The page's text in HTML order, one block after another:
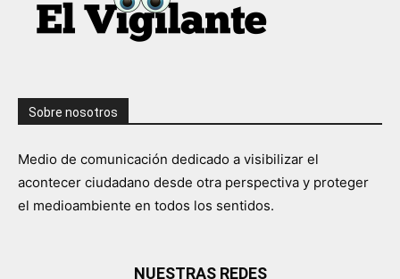
Sobre nosotros
Medio de comunicación dedicado a visibilizar el
acontecer ciudadano desde otra perspectiva y proteger
el medioambiente en todos los sentidos.
NUESTRAS REDES